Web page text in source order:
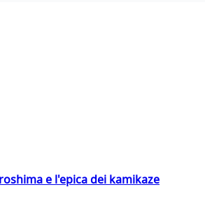
e l'epica dei kamikaze